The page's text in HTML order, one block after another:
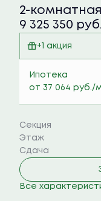
2-комнатная
9 325 350 руб.
+1 акция
Ипотека
от 37 064 руб./
Секция
Этаж
Сдача
Все